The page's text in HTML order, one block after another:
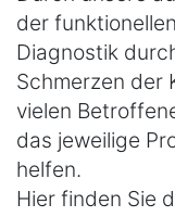
der
Diagnostik
Schmerzen der
vielen
das jeweilige
helfen.
Hier finden Sie